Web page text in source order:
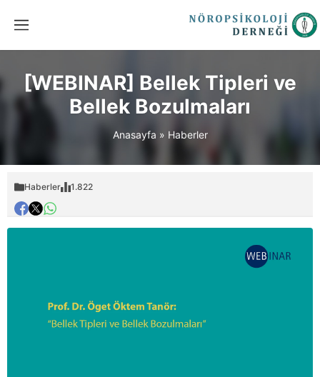
[WEBINAR] Bellek Tipleri ve
Bellek Bozulmaları
Anasayfa » Haberler
Haberler 1.822